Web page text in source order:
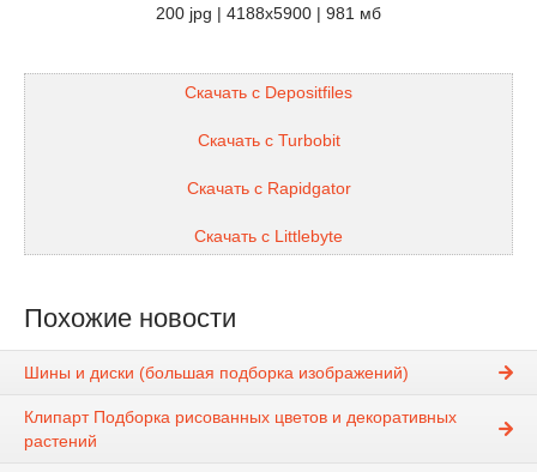
200 jpg | 4188x5900 | 981 мб
Скачать с Depositfiles
Скачать с Turbobit
Скачать с Rapidgator
Скачать с Littlebyte
Похожие новости
Шины и диски (большая подборка изображений)
Клипарт Подборка рисованных цветов и декоративных
растений